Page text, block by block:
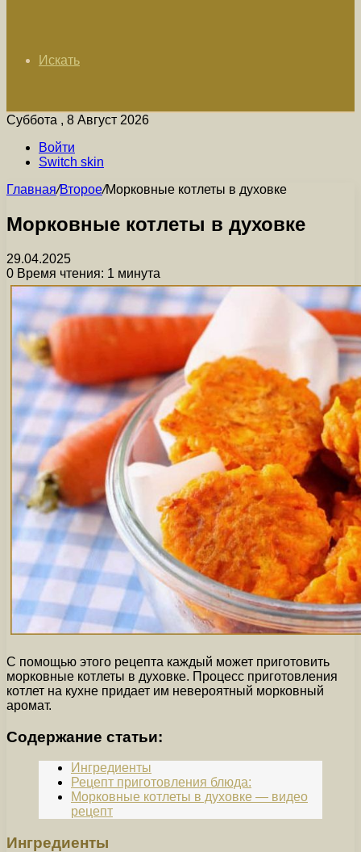
Искать
Суббота , 8 Август 2026
Войти
Switch skin
Главная/Второе/Морковные котлеты в духовке
Морковные котлеты в духовке
29.04.2025
0 Время чтения: 1 минута
С помощью этого рецепта каждый может приготовить
морковные котлеты в духовке. Процесс приготовления
котлет на кухне придает им невероятный морковный
аромат.
Содержание статьи:
Ингредиенты
Рецепт приготовления блюда:
Морковные котлеты в духовке — видео
рецепт
Ингредиенты